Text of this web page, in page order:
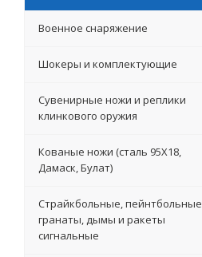
Военное снаряжение
Шокеры и комплектующие
Сувенирные ножи и реплики
клинкового оружия
Кованые ножи (сталь 95Х18,
Дамаск, Булат)
Страйкбольные, пейнтбольные
гранаты, дымы и ракеты
сигнальные